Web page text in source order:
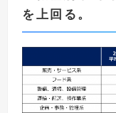
を上回る。